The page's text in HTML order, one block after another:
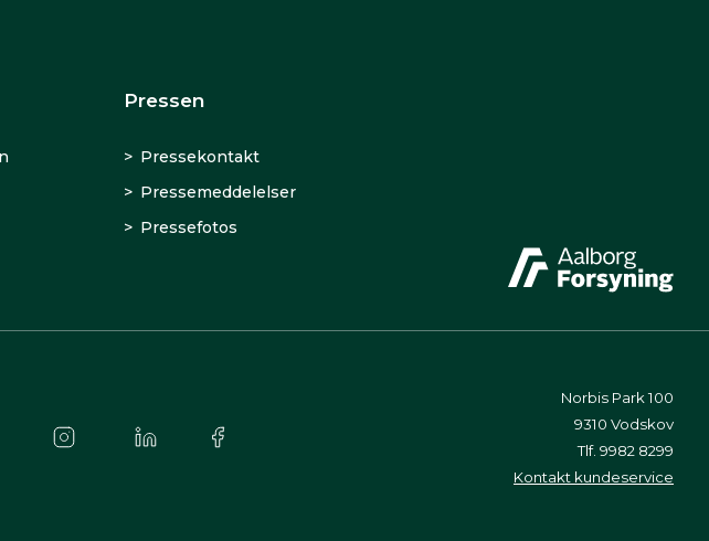
Pressen
Pressekontakt
Pressemeddelelser
Pressefotos
Norbis Park 100
9310 Vodskov
Tlf. 9982 8299
Kontakt kundeservice